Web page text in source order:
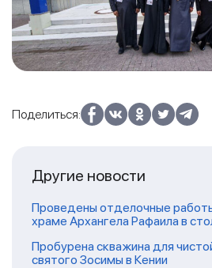
Поделиться:
Другие новости
Проведены отделочные
храме Архангела Рафаила в
Пробурена скважина для
святого Зосимы в Кении